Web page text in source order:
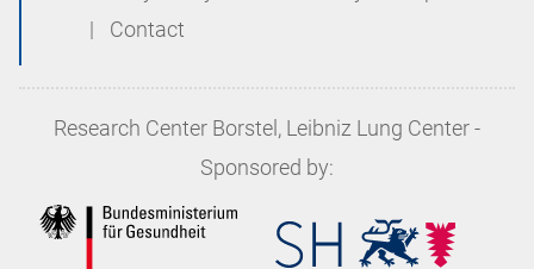
Contact
Research Center Borstel, Leibniz Lung Center -
Sponsored by: